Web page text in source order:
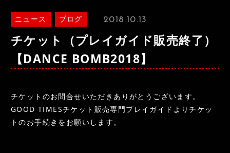
INSTRUCTOR
VOICE
RENTAL
FAQ
NEWS
ニュース ブログ 2018.10.13
チケット（プレイガイド販売終了）
【DANCE BOMB2018】
チケットのお問合せいただきありがとうございます。
GOOD TIMESチケット販売専門プレイガイドよりチケッ
トのお手続きをお願いします。